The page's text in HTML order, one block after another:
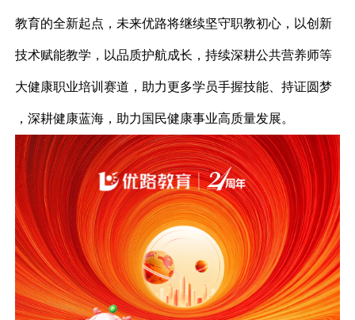
教育的全新起点，未来优路将继续坚守职教初心，以创新
技术赋能教学，以品质护航成长，持续深耕公共营养师等
大健康职业培训赛道，助力更多学员手握技能、持证圆梦
，深耕健康蓝海，助力国民健康事业高质量发展。